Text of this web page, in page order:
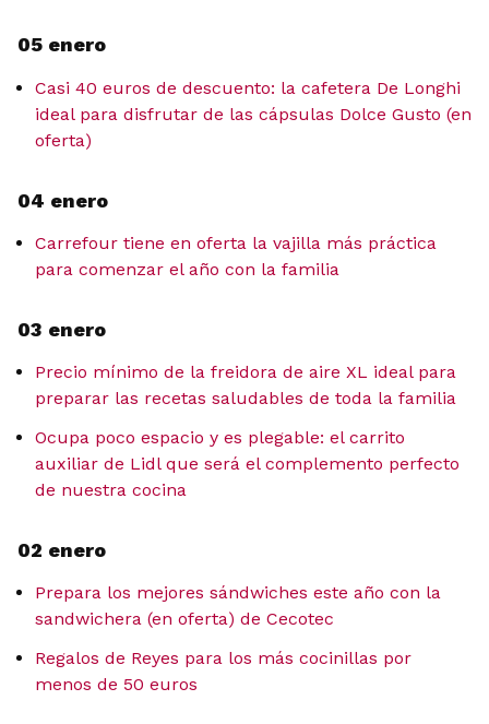
05 enero
Casi 40 euros de descuento: la cafetera De Longhi
ideal para disfrutar de las cápsulas Dolce Gusto (en
oferta)
04 enero
Carrefour tiene en oferta la vajilla más práctica
para comenzar el año con la familia
03 enero
Precio mínimo de la freidora de aire XL ideal para
preparar las recetas saludables de toda la familia
Ocupa poco espacio y es plegable: el carrito
auxiliar de Lidl que será el complemento perfecto
de nuestra cocina
02 enero
Prepara los mejores sándwiches este año con la
sandwichera (en oferta) de Cecotec
Regalos de Reyes para los más cocinillas por
menos de 50 euros